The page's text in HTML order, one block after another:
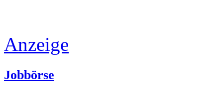
Anzeige
Jobbörse